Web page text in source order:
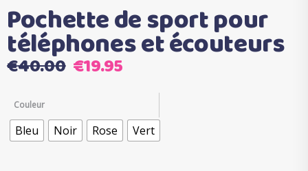
Pochette de sport pour
téléphones et écouteurs
€40.00 Le
était :
€40.00.
€19.95
actuel
est :
€19.95.
Couleur
Bleu Noir Rose Vert